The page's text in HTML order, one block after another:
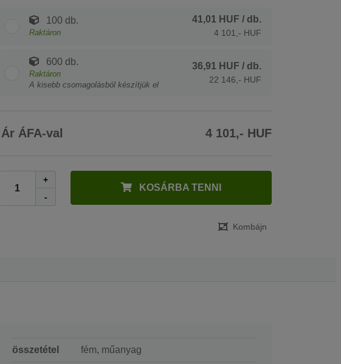
100 db.
Raktáron
41,01 HUF / db.
4 101,- HUF
600 db.
Raktáron
A kisebb csomagolásból készítjük el
36,91 HUF / db.
22 146,- HUF
Ár ÁFA-val 4 101,- HUF
+
-
KOSÁRBA TENNI
Kombájn
összetétel fém, műanyag